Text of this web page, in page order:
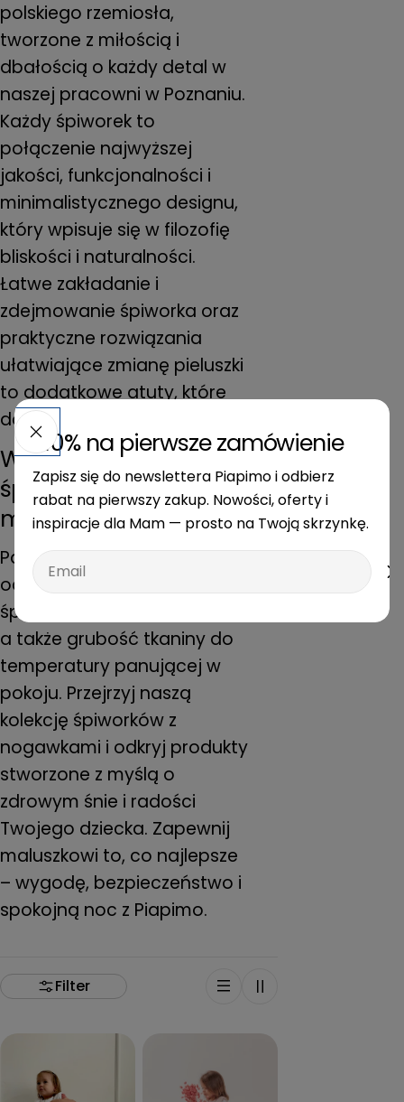
polskiego rzemiosła,
tworzone z miłością i
dbałością o każdy detal w
naszej pracowni w Poznaniu.
Każdy śpiworek to
połączenie najwyższej
jakości, funkcjonalności i
minimalistycznego designu,
który wpisuje się w filozofię
bliskości i naturalności.
Łatwe zakładanie i
zdejmowanie śpiworka oraz
praktyczne rozwiązania
ułatwiające zmianę pieluszki
to dodatkowe atuty, które
docenią rodzice.
Wybierz idealny
śpiworek dla swojego
maluszka
Pamiętaj, aby dobrać
odpowiedni rozmiar
śpiworka do wzrostu dziecka,
a także grubość tkaniny do
temperatury panującej w
pokoju. Przejrzyj naszą
kolekcję śpiworków z
nogawkami i odkryj produkty
stworzone z myślą o
zdrowym śnie i radości
Twojego dziecka. Zapewnij
maluszkowi to, co najlepsze
– wygodę, bezpieczeństwo i
spokojną noc z Piapimo.
Filter
-10% na pierwsze zamówienie
Zapisz się do newslettera Piapimo i odbierz
rabat na pierwszy zakup. Nowości, oferty i
inspiracje dla Mam — prosto na Twoją skrzynkę.
Email